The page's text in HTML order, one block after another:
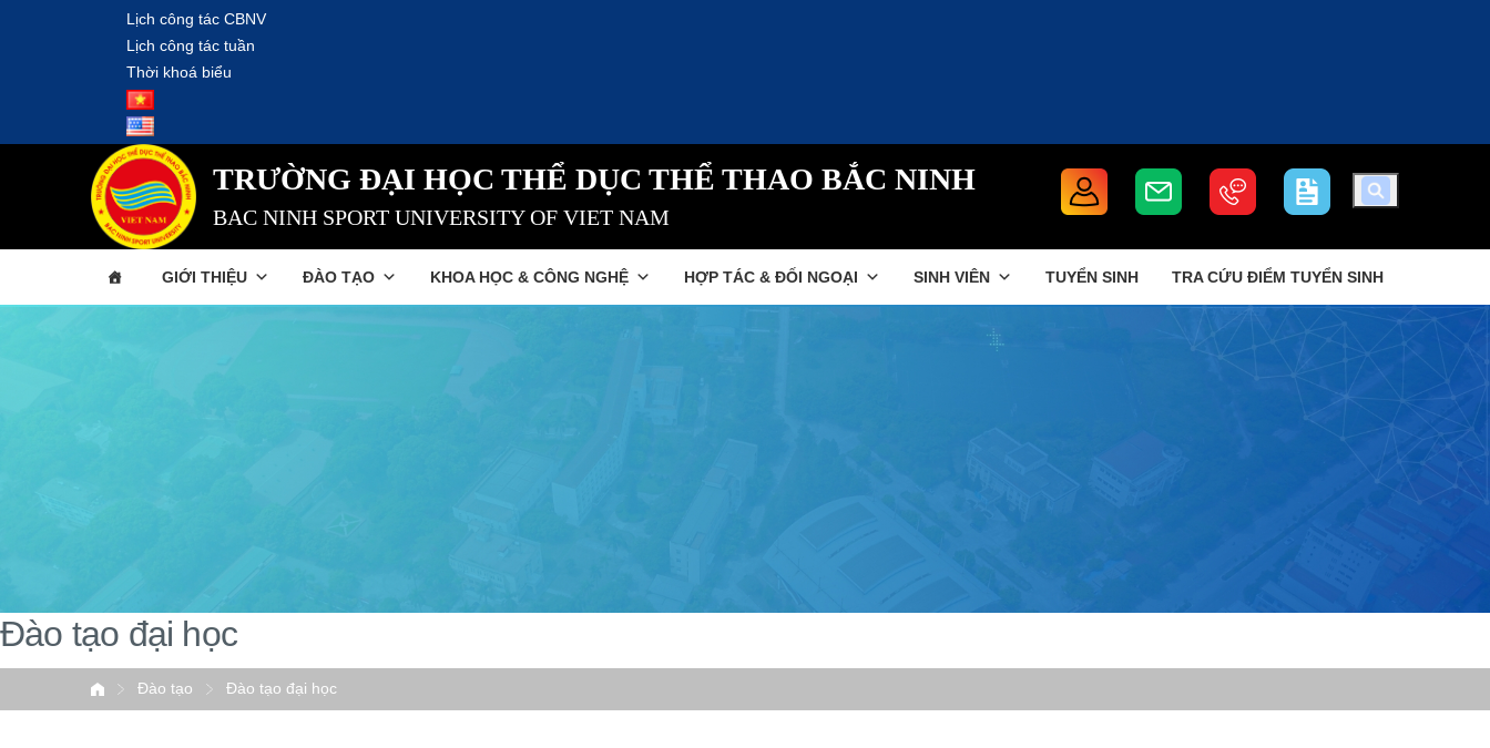
Lịch công tác CBNV
Lịch công tác tuần
Thời khoá biểu
TRƯỜNG ĐẠI HỌC THỂ DỤC THỂ THAO BẮC NINH
BAC NINH SPORT UNIVERSITY OF VIET NAM
GIỚI THIỆU ĐÀO TẠO KHOA HỌC & CÔNG NGHỆ HỢP TÁC & ĐỐI NGOẠI SINH VIÊN TUYỂN SINH TRA CỨU ĐIỂM TUYỂN SINH
Đào tạo đại học
HomeĐào tạo Đào tạo đại học